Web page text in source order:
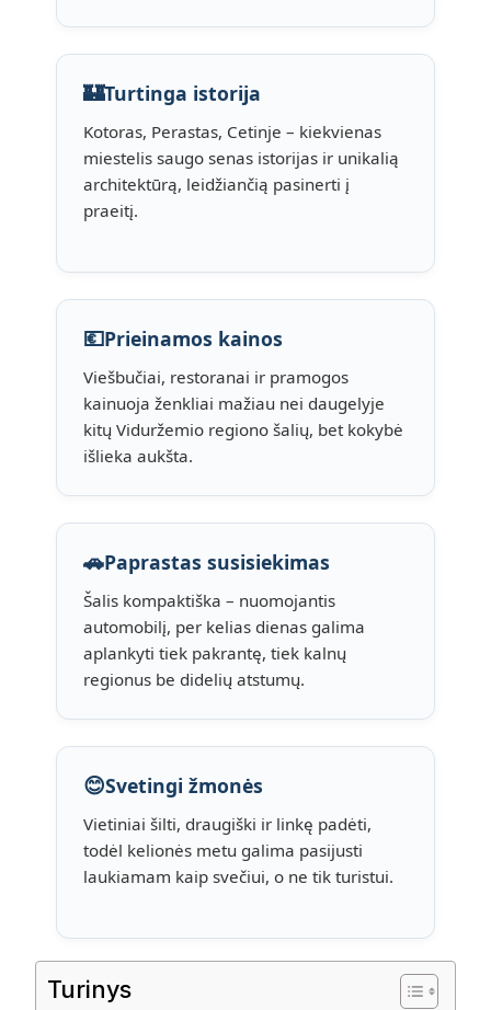
🏰Turtinga istorija
Kotoras, Perastas, Cetinje – kiekvienas
miestelis saugo senas istorijas ir unikalią
architektūrą, leidžiančią pasinerti į
praeitį.
💶Prieinamos kainos
Viešbučiai, restoranai ir pramogos
kainuoja ženkliai mažiau nei daugelyje
kitų Viduržemio regiono šalių, bet kokybė
išlieka aukšta.
🚗Paprastas susisiekimas
Šalis kompaktiška – nuomojantis
automobilį, per kelias dienas galima
aplankyti tiek pakrantę, tiek kalnų
regionus be didelių atstumų.
😊Svetingi žmonės
Vietiniai šilti, draugiški ir linkę padėti,
todėl kelionės metu galima pasijusti
laukiamam kaip svečiui, o ne tik turistui.
Turinys